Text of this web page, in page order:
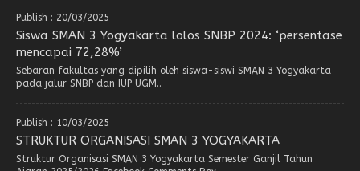
Publish : 20/03/2025
Siswa SMAN 3 Yogyakarta lolos SNBP 2024: ‘persentase
mencapai 72,28%’
Sebaran fakultas yang dipilih oleh siswa-siswi SMAN 3 Yogyakarta
pada jalur SNBP dan IUP UGM..
Publish : 10/03/2025
STRUKTUR ORGANISASI SMAN 3 YOGYAKARTA
Struktur Organisasi SMAN 3 Yogyakarta Semester Ganjil Tahun